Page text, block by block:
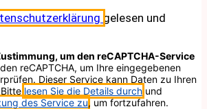
gelesen und
um den reCAPTCHA-Service
reCAPTCHA, um Ihre eingegebenen
Dieser Service kann Daten zu Ihren
lesen Sie die Details durch und
des Service zu, um fortzufahren.